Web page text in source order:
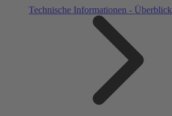
Technische Informationen - Überblick